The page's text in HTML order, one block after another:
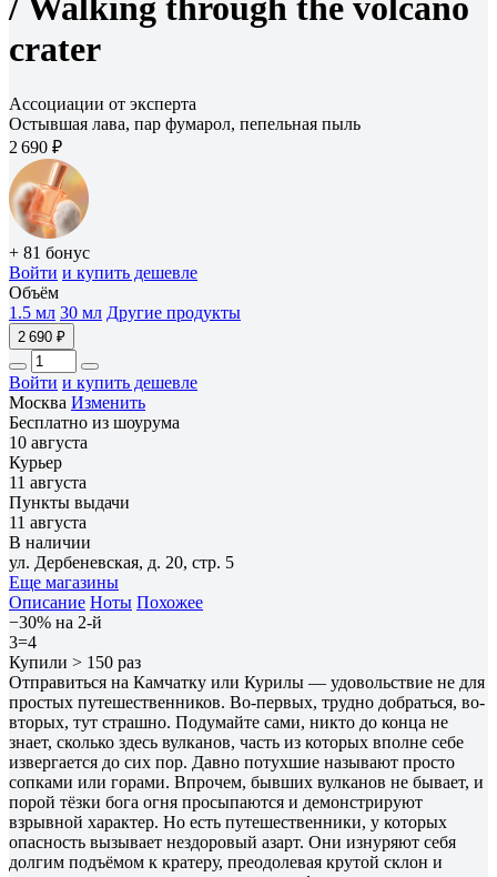
/ Walking through the volcano
crater
Ассоциации от эксперта
Остывшая лава, пар фумарол, пепельная пыль
2 690 ₽
+ 81 бонус
Войти и купить дешевле
Объём
1.5 мл 30 мл Другие продукты
2 690 ₽
Войти и купить дешевле
Москва Изменить
Бесплатно из шоурума
10 августа
Курьер
11 августа
Пункты выдачи
11 августа
В наличии
ул. Дербеневская, д. 20, стр. 5
Еще магазины
Описание Ноты Похожее
−30% на 2-й
3=4
Купили > 150 раз
Отправиться на Камчатку или Курилы — удовольствие не для
простых путешественников. Во-первых, трудно добраться, во-
вторых, тут страшно. Подумайте сами, никто до конца не
знает, сколько здесь вулканов, часть из которых вполне себе
извергается до сих пор. Давно потухшие называют просто
сопками или горами. Впрочем, бывших вулканов не бывает, и
порой тёзки бога огня просыпаются и демонстрируют
взрывной характер. Но есть путешественники, у которых
опасность вызывает нездоровый азарт. Они изнуряют себя
долгим подъёмом к кратеру, преодолевая крутой склон и